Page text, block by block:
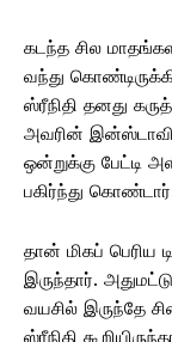
கடந்த சில
வந்து
ஸ்ரீநிதி தனது
அவரின்
ஒன்றுக்கு பேட்டி
பகிர்ந்து
தான் மிகப் பெரிய
இருந்தார்.
வயசில் இருந்தே
ஸ்ரீநிதி